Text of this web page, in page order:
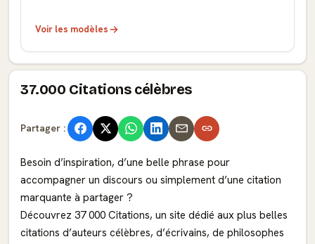
Voir les modèles
37.000 Citations célèbres
Partager :
Besoin d’inspiration, d’une belle phrase pour
accompagner un discours ou simplement d’une citation
marquante à partager ?
Découvrez 37 000 Citations, un site dédié aux plus belles
citations d’auteurs célèbres, d’écrivains, de philosophes